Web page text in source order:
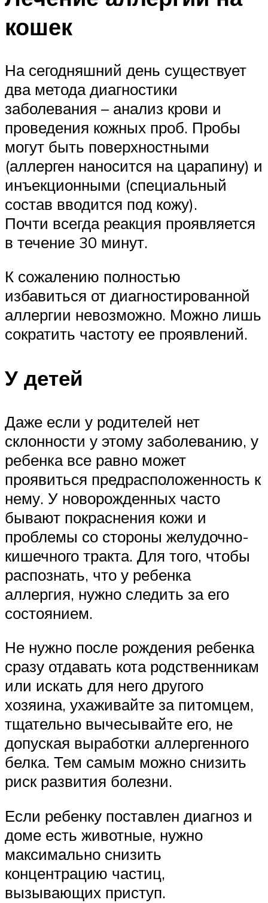
кошек
На сегодняшний день существует
два метода диагностики
заболевания – анализ крови и
проведения кожных проб. Пробы
могут быть поверхностными
(аллерген наносится на царапину) и
инъекционными (специальный
состав вводится под кожу).
Почти всегда реакция проявляется
в течение 30 минут.
К сожалению полностью
избавиться от диагностированной
аллергии невозможно. Можно лишь
сократить частоту ее проявлений.
У детей
Даже если у родителей нет
склонности у этому заболеванию, у
ребенка все равно может
проявиться предрасположенность к
нему. У новорожденных часто
бывают покраснения кожи и
проблемы со стороны желудочно-
кишечного тракта. Для того, чтобы
распознать, что у ребенка
аллергия, нужно следить за его
состоянием.
Не нужно после рождения ребенка
сразу отдавать кота родственникам
или искать для него другого
хозяина, ухаживайте за питомцем,
тщательно вычесывайте его, не
допуская выработки аллергенного
белка. Тем самым можно снизить
риск развития болезни.
Если ребенку поставлен диагноз и
доме есть животные, нужно
максимально снизить
концентрацию частиц,
вызывающих приступ.